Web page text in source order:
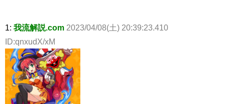
1: 我流解説.com 2023/04/08(土) 20:39:23.410
ID:qnxudX/xM